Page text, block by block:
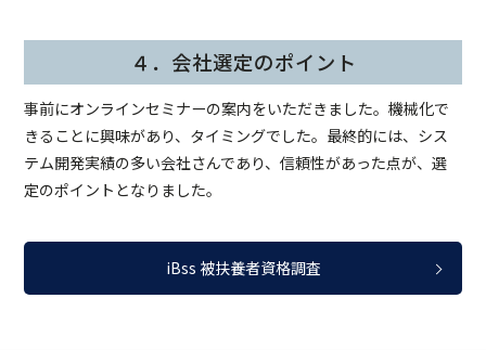
４．会社選定のポイント
事前にオンラインセミナーの案内をいただきました。機械化で
きることに興味があり、タイミングでした。最終的には、シス
テム開発実績の多い会社さんであり、信頼性があった点が、選
定のポイントとなりました。
iBss 被扶養者資格調査